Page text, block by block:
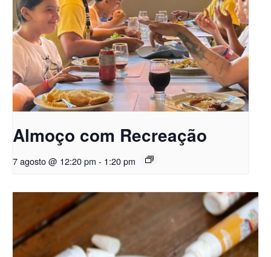
Almoço com Recreação
7 agosto @ 12:20 pm - 1:20 pm